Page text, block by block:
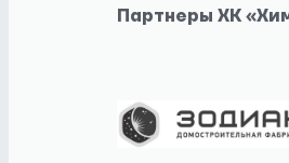
Партнеры ХК